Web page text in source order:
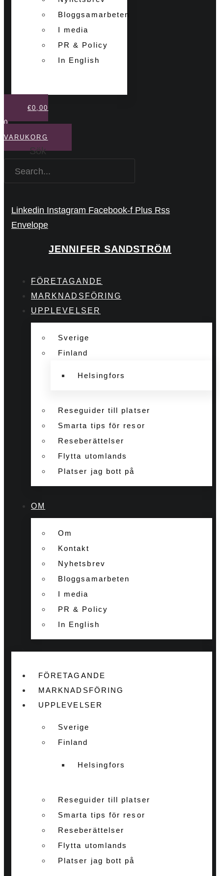
Bloggsamarbeten
I media
PR & Policy
In English
€0,00
0
VARUKORG
Sök
Linkedin Instagram Facebook-f Plus Rss
Envelope
JENNIFER SANDSTRÖM
FÖRETAGANDE
MARKNADSFÖRING
UPPLEVELSER
Sverige
Finland
Helsingfors
Reseguider till platser
Smarta tips för resor
Reseberättelser
Flytta utomlands
Platser jag bott på
OM
Om
Kontakt
Nyhetsbrev
Bloggsamarbeten
I media
PR & Policy
In English
FÖRETAGANDE
MARKNADSFÖRING
UPPLEVELSER
Sverige
Finland
Helsingfors
Reseguider till platser
Smarta tips för resor
Reseberättelser
Flytta utomlands
Platser jag bott på